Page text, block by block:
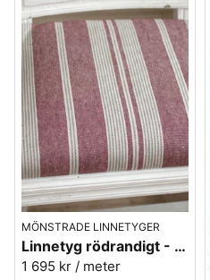
MÖNSTRADE LINNETYGER
Linnetyg rödrandigt - Amberly Madder - Sanderson
1 695 kr / meter